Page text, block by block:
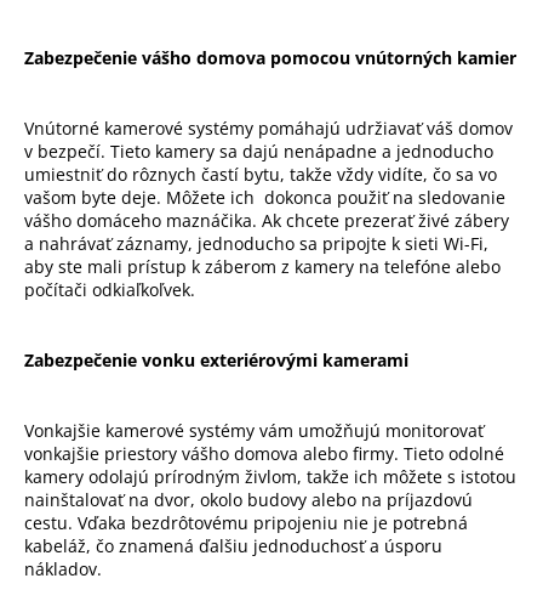
v
i
s
u
Zabezpečenie vášho domova pomocou vnútorných kamier
Vnútorné kamerové systémy pomáhajú udržiavať váš domov
v bezpečí. Tieto kamery sa dajú nenápadne a jednoducho
umiestniť do rôznych častí bytu, takže vždy vidíte, čo sa vo
vašom byte deje. Môžete ich dokonca použiť na sledovanie
vášho domáceho maznáčika. Ak chcete prezerať živé zábery
a nahrávať záznamy, jednoducho sa pripojte k sieti Wi-Fi,
aby ste mali prístup k záberom z kamery na telefóne alebo
počítači odkiaľkoľvek.
Zabezpečenie vonku exteriérovými kamerami
Vonkajšie kamerové systémy vám umožňujú monitorovať
vonkajšie priestory vášho domova alebo firmy. Tieto odolné
kamery odolajú prírodným živlom, takže ich môžete s istotou
nainštalovať na dvor, okolo budovy alebo na príjazdovú
cestu. Vďaka bezdrôtovému pripojeniu nie je potrebná
kabeláž, čo znamená ďalšiu jednoduchosť a úsporu
nákladov.